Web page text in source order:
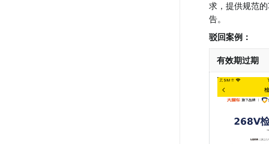
求，提供规范
告。
驳回案例：
有效期过期